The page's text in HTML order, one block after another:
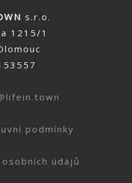
s.r.o.
1215/1
podmínky
údajů